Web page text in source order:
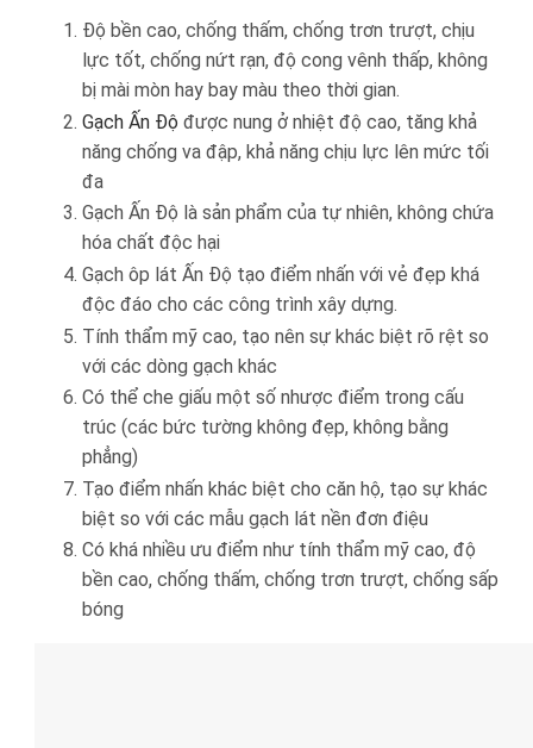
Độ bền cao, chống thấm, chống trơn trượt, chịu
lực tốt, chống nứt rạn, độ cong vênh thấp, không
bị mài mòn hay bay màu theo thời gian.
Gạch Ấn Độ được nung ở nhiệt độ cao, tăng khả
năng chống va đập, khả năng chịu lực lên mức tối
đa
Gạch Ấn Độ là sản phẩm của tự nhiên, không chứa
hóa chất độc hại
Gạch ôp lát Ấn Độ tạo điểm nhấn với vẻ đẹp khá
độc đáo cho các công trình xây dựng.
Tính thẩm mỹ cao, tạo nên sự khác biệt rõ rệt so
với các dòng gạch khác
Có thể che giấu một số nhược điểm trong cấu
trúc (các bức tường không đẹp, không bằng
phẳng)
Tạo điểm nhấn khác biệt cho căn hộ, tạo sự khác
biệt so với các mẫu gạch lát nền đơn điệu
Có khá nhiều ưu điểm như tính thẩm mỹ cao, độ
bền cao, chống thấm, chống trơn trượt, chống sấp
bóng